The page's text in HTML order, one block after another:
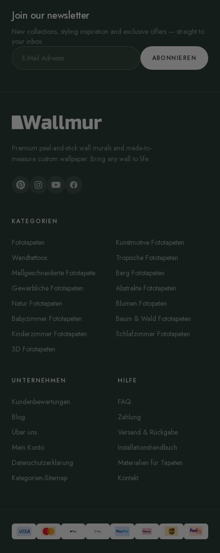
Join our newsletter
New collections, styling inspiration and exclusive offers — straight to
your inbox.
ABONNIEREN
Premium peel-and-stick wall murals and made-to-
measure custom wallpaper. Bring any wall to life.
KATEGORIEN
Fototapeten
Wandtattoos
Maßgeschneiderte Fototapete
Gewerbliche Fototapeten
Natur Fototapeten
Babyzimmer Fototapeten
Kinderzimmer Fototapeten
3D Fototapeten
Kunstmotive Fototapeten
Tropische Fototapeten
Berg Fototapeten
Abstrakte Fototapeten
Blumen Fotopaten
Baum & Wald Fototapeten
Schlafzimmer Fototapeten
UNTERNEHMEN
Kundenbewertungen
Blog
Über uns
Mein Konto
Datenschutzerklärung
Kategorien-Sitemap
HILFE
FAQ
Zahlung
Versand & Rückgabe
Installationshandbuch
Materialien für Tapeten
Kontakt